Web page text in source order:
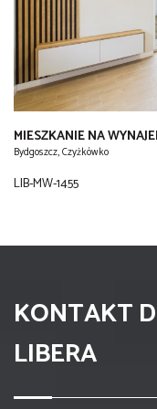
MIESZKANIE NA
Bydgoszcz, Czyżkówko
LIB-MW-1455
KONTAKT
LIBERA